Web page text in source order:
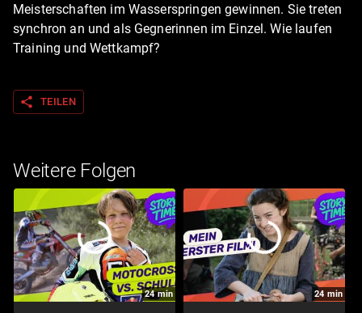
Meisterschaften im Wasserspringen gewinnen. Sie treten
synchron an und als Gegnerinnen im Einzel. Wie laufen
Training und Wettkampf?
share TEILEN
Weitere Folgen
24min 24 min